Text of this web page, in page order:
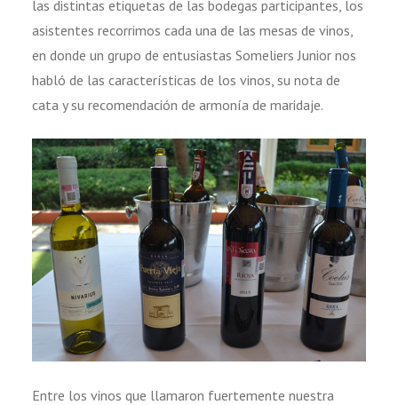
las distintas etiquetas de las bodegas participantes, los
asistentes recorrimos cada una de las mesas de vinos,
en donde un grupo de entusiastas Someliers Junior nos
habló de las características de los vinos, su nota de
cata y su recomendación de armonía de maridaje.
Entre los vinos que llamaron fuertemente nuestra